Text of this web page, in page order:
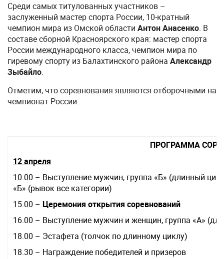
Среди самых титулованных участников –
заслуженный мастер спорта России, 10-кратный
чемпион мира из Омской области Антон Анасенко. В
составе сборной Красноярского края: мастер спорта
России международного класса, чемпион мира по
гиревому спорту из Балахтинского района Александр
Зыбайло.
Отметим, что соревнования являются отборочными на
чемпионат России.
ПРОГРАММА
12 апреля
10.00 – Выступление мужчин, группа «Б» (длинный
«Б» (рывок все категории)
15.00 – Церемония открытия соревнований
16.00 – Выступление мужчин и женщин, группа «А»
18.00 – Эстафета (толчок по длинному циклу)
18.30 – Награждение победителей и призеров